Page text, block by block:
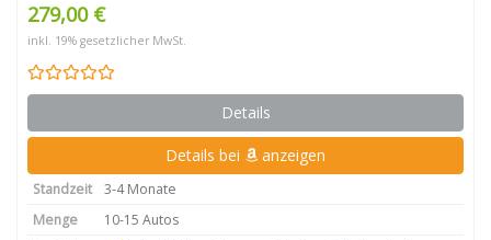
279,00 €
inkl. 19% gesetzlicher MwSt.
Details
Details bei anzeigen
Standzeit
3-4 Monate
Menge
10-15 Autos